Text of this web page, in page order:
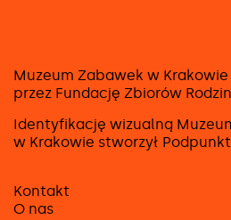
Muzeum Zabawek w
przez Fundację Zbiorów
Identyfikację wizualną
w Krakowie stworzył Podpunkt
Kontakt
O nas